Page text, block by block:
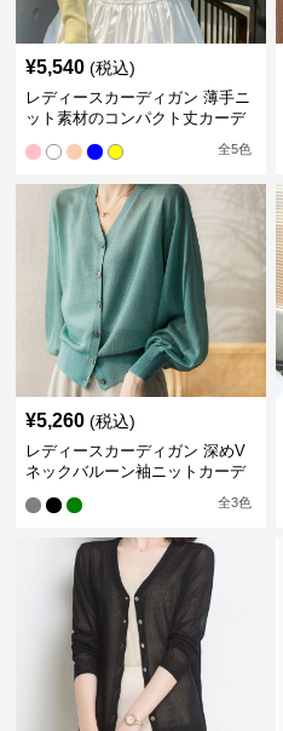
¥5,540 (税込)
レディースカーディガン 薄手ニ
ット素材のコンパクト丈カーデ
全5色
¥5,260 (税込)
レディースカーディガン 深めV
ネックバルーン袖ニットカーデ
全3色